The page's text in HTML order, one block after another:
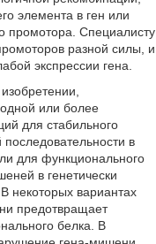
элемента в ген или
промотора. Специалисту
разной силы, и
экспрессии гена.
или более
для стабильного
последовательности в
для функционального
в генетически
некоторых вариантах
предотвращает
белка. В